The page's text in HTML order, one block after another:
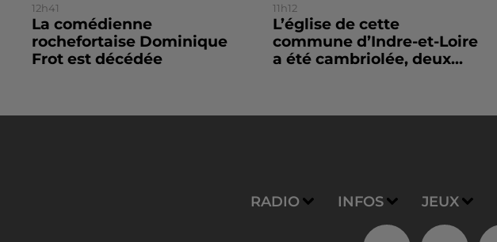
12h41
La comédienne
rochefortaise Dominique
Frot est décédée
11h12
L’église de cette
commune d’Indre-et-Loire
a été cambriolée, deux...
RADIO INFOS JEUX